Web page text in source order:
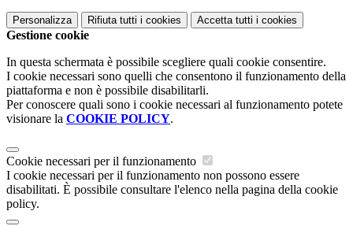
Personalizza Rifiuta tutti i cookies Accetta tutti i cookies
Gestione cookie
In questa schermata è possibile scegliere quali cookie consentire.
I cookie necessari sono quelli che consentono il funzionamento della
piattaforma e non è possibile disabilitarli.
Per conoscere quali sono i cookie necessari al funzionamento potete
visionare la COOKIE POLICY.
Cookie necessari per il funzionamento
I cookie necessari per il funzionamento non possono essere
disabilitati. È possibile consultare l'elenco nella pagina della cookie
policy.